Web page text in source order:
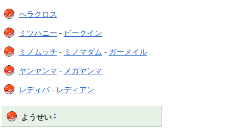
ヘラクロス
ミツハニー - ビークイン
ミノムッチ - ミノマダム - ガーメイル
ヤンヤンマ - メガヤンマ
レディバ- レディアン
ようせい †